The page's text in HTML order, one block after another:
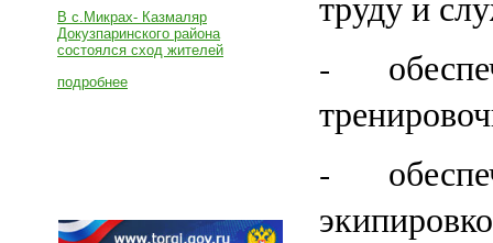
В с.Микрах- Казмаляр
Докузпаринского района
состоялся сход жителей
подробнее
-
-